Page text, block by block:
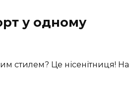
у одному
стилем? Це нісенітниця! На